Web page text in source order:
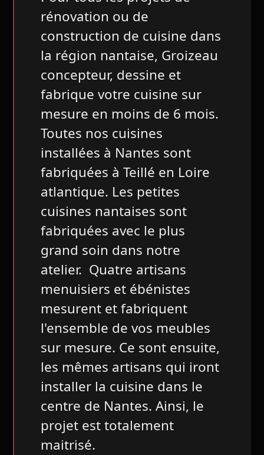
rénovation ou de
construction de cuisine dans
la région nantaise, Groizeau
concepteur, dessine et
fabrique votre cuisine sur
mesure en moins de 6 mois.
Toutes nos cuisines
installées à Nantes sont
fabriquées à Teillé en Loire
atlantique. Les petites
cuisines nantaises sont
fabriquées avec le plus
grand soin dans notre
atelier. Quatre artisans
menuisiers et ébénistes
mesurent et fabriquent
l'ensemble de vos meubles
sur mesure. Ce sont ensuite,
les mêmes artisans qui iront
installer la cuisine dans le
centre de Nantes. Ainsi, le
projet est totalement
maitrisé.